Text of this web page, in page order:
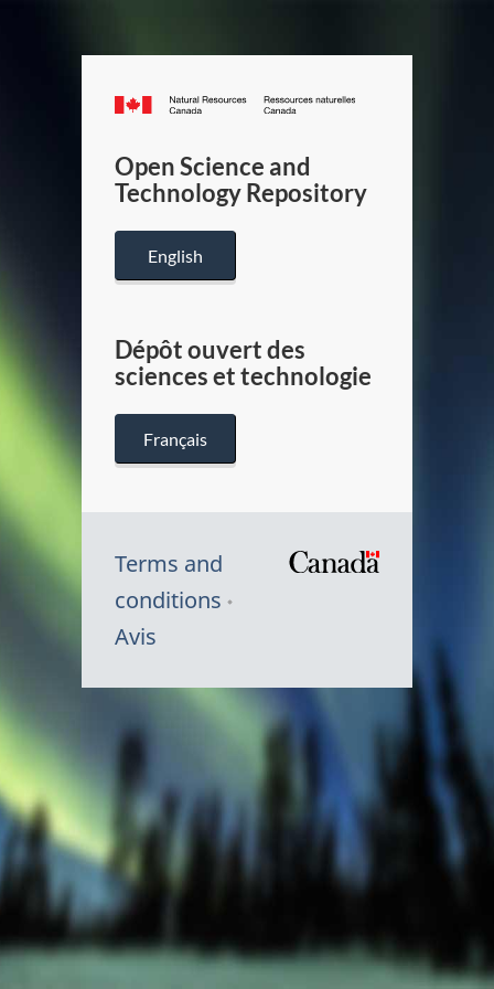
Canada.ca
/
Canada
Open Science and
Technology Repository
English
Dépôt ouvert des
sciences et technologie
Français
Terms and
conditions
Avis
Canada